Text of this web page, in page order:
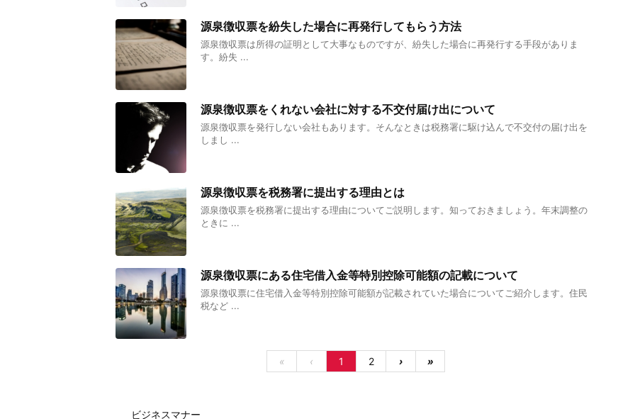
源泉徴収票を紛失した場合に再発行してもらう方法
源泉徴収票は所得の証明として大事なものですが、紛失した場合に再発行する手段がありま
す。紛失 ...
源泉徴収票をくれない会社に対する不交付届け出について
源泉徴収票を発行しない会社もあります。そんなときは税務署に駆け込んで不交付の届け出を
しまし ...
源泉徴収票を税務署に提出する理由とは
源泉徴収票を税務署に提出する理由についてご説明します。知っておきましょう。年末調整の
ときに ...
源泉徴収票にある住宅借入金等特別控除可能額の記載について
源泉徴収票に住宅借入金等特別控除可能額が記載されていた場合についてご紹介します。住民
税など ...
« ‹ 1 2 › »
ビジネスマナー